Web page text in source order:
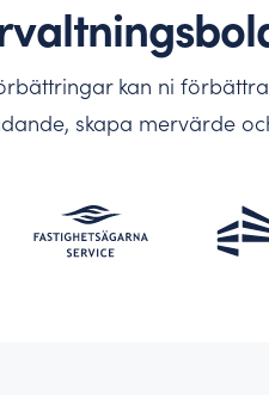
kan ni
skapa mervärde